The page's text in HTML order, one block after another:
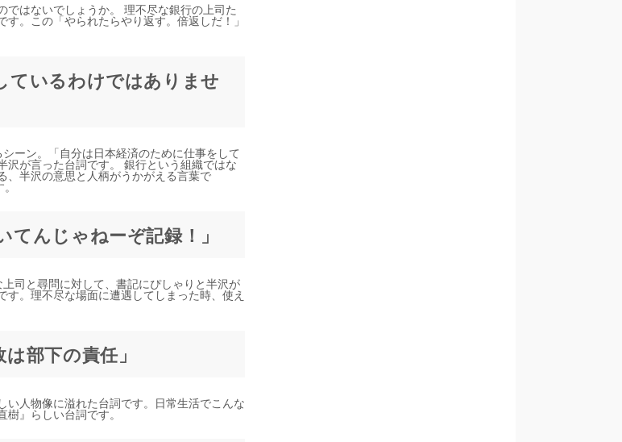
ではないでしょうか。 理不尽な銀行の上司た
。この「やられたらやり返す。倍返しだ！」
ているわけではありませ
ーン。「自分は日本経済のために仕事をして
沢が言った台詞です。 銀行という組織ではな
、半沢の意思と人柄がうかがえる言葉で
てんじゃねーぞ記録！」
司と尋問に対して、書記にぴしゃりと半沢が
。理不尽な場面に遭遇してしまった時、使え
部下の責任」
人物像に溢れた台詞です。日常生活でこんな
樹』らしい台詞です。